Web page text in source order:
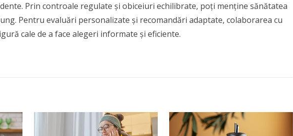
Prin controale regulate și obiceiuri echilibrate, poți menține sănătatea
Pentru evaluări personalizate și recomandări adaptate, colaborarea cu
cale de a face alegeri informate și eficiente.